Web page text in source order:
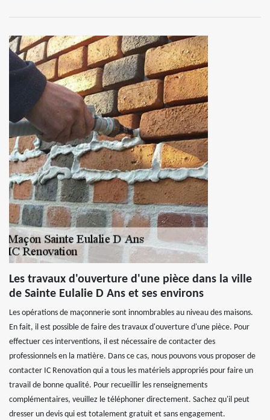
Les travaux d'ouverture d'une pièce dans la ville
de Sainte Eulalie D Ans et ses environs
Les opérations de maçonnerie sont innombrables au niveau des maisons.
En fait, il est possible de faire des travaux d'ouverture d'une pièce. Pour
effectuer ces interventions, il est nécessaire de contacter des
professionnels en la matière. Dans ce cas, nous pouvons vous proposer de
contacter IC Renovation qui a tous les matériels appropriés pour faire un
travail de bonne qualité. Pour recueillir les renseignements
complémentaires, veuillez le téléphoner directement. Sachez qu'il peut
dresser un devis qui est totalement gratuit et sans engagement.